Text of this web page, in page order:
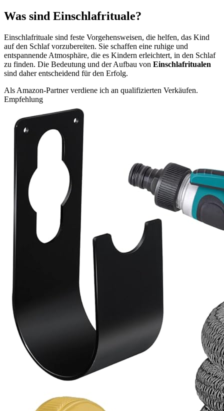
Was sind Einschlafrituale?
Einschlafrituale sind feste Vorgehensweisen, die helfen, das Kind
auf den Schlaf vorzubereiten. Sie schaffen eine ruhige und
entspannende Atmosphäre, die es Kindern erleichtert, in den Schlaf
zu finden. Die Bedeutung und der Aufbau von Einschlafritualen
sind daher entscheidend für den Erfolg.
Als Amazon-Partner verdiene ich an qualifizierten Verkäufen.
Empfehlung